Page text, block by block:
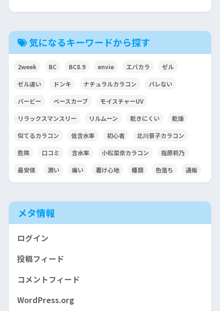
気になるキーワードから探す
2week BC BC8.9 envie エバカラ ゼル
ゼル違い ドンキ ナチュラルカラコン バレない
バービー ベースカーブ モイスチャーUV
リラックスマンスリー リルムーン 乾きにくい 乾燥
似てるカラコン 低含水率 初心者 北川景子カラコン
危険 口コミ 含水率 小松菜奈カラコン 指原莉乃
最安値 潤い 痛い 着け心地 種類 色落ち 通販
メタ情報
ログイン
投稿フィード
コメントフィード
WordPress.org